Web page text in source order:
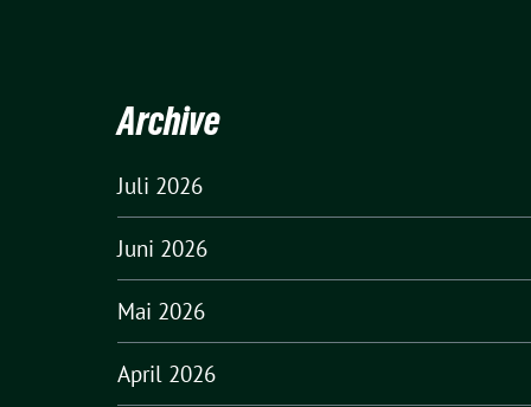
Archive
Juli 2026
Juni 2026
Mai 2026
April 2026